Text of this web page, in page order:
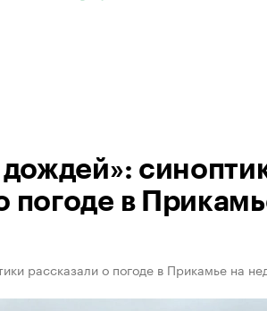
дождей»:
погоде в
рассказали о погоде в Прикамье на